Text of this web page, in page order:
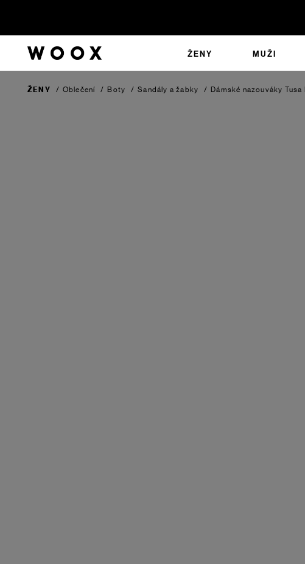
ŽENY MUŽI
ŽENY / Oblečení / Boty / Sandály a žabky / Dámské nazouváky Tusa